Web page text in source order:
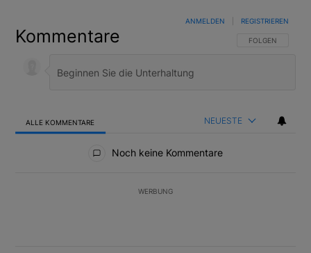
Kommentare FOLGE DIESER
FOLGEN
ANMELDEN REGISTRIEREN
ALLE KOMMENTARE NEUESTE
Noch keine Kommentare
WERBUNG